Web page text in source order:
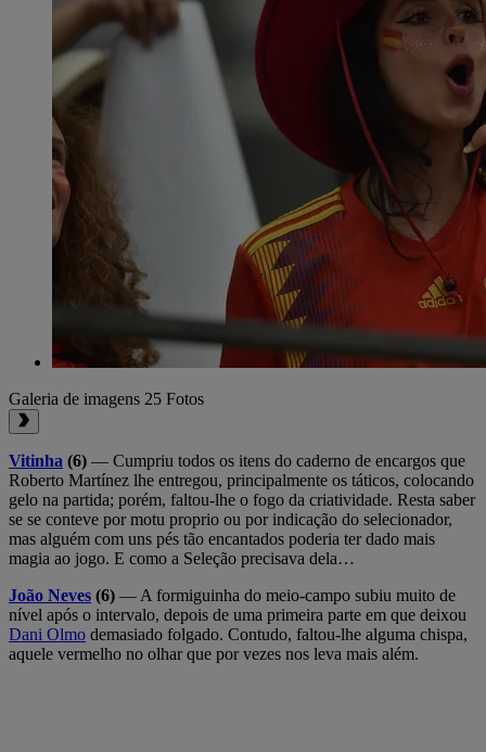
Galeria de imagens 25 Fotos
Vitinha (6) — Cumpriu todos os itens do caderno de encargos que
Roberto Martínez lhe entregou, principalmente os táticos, colocando
gelo na partida; porém, faltou-lhe o fogo da criatividade. Resta saber
se se conteve por motu proprio ou por indicação do selecionador,
mas alguém com uns pés tão encantados poderia ter dado mais
magia ao jogo. E como a Seleção precisava dela…
João Neves (6) — A formiguinha do meio-campo subiu muito de
nível após o intervalo, depois de uma primeira parte em que deixou
Dani Olmo demasiado folgado. Contudo, faltou-lhe alguma chispa,
aquele vermelho no olhar que por vezes nos leva mais além.